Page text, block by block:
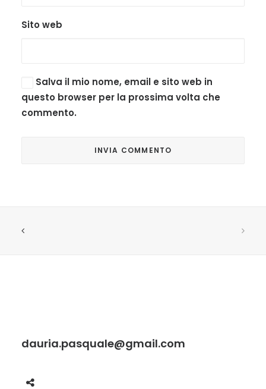
Sito web
Salva il mio nome, email e sito web in
questo browser per la prossima volta che
commento.
dauria.pasquale@gmail.com